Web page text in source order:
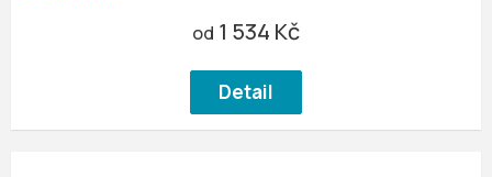
od 1 534 Kč
Detail